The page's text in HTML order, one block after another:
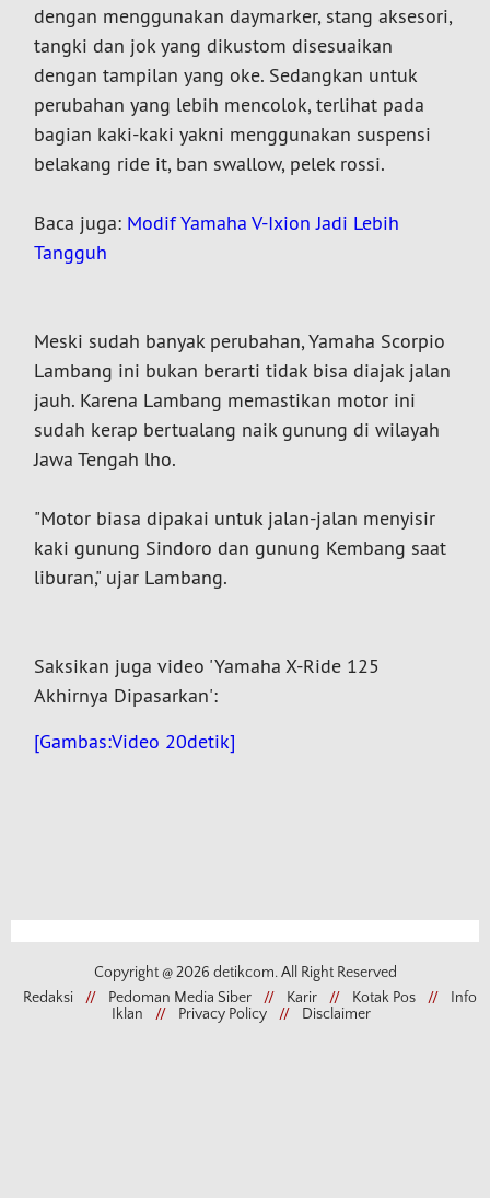
dengan menggunakan daymarker, stang aksesori,
tangki dan jok yang dikustom disesuaikan
dengan tampilan yang oke. Sedangkan untuk
perubahan yang lebih mencolok, terlihat pada
bagian kaki-kaki yakni menggunakan suspensi
belakang ride it, ban swallow, pelek rossi.
Baca juga: Modif Yamaha V-Ixion Jadi Lebih
Tangguh
Meski sudah banyak perubahan, Yamaha Scorpio
Lambang ini bukan berarti tidak bisa diajak jalan
jauh. Karena Lambang memastikan motor ini
sudah kerap bertualang naik gunung di wilayah
Jawa Tengah lho.
"Motor biasa dipakai untuk jalan-jalan menyisir
kaki gunung Sindoro dan gunung Kembang saat
liburan," ujar Lambang.
Saksikan juga video 'Yamaha X-Ride 125
Akhirnya Dipasarkan':
[Gambas:Video 20detik]
Copyright @ 2026 detikcom. All Right Reserved
Redaksi
// Pedoman Media Siber // Karir // Kotak Pos //
Info
Iklan
// Privacy Policy // Disclaimer